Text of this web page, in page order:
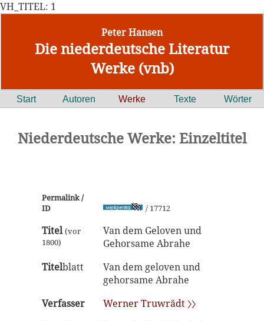
VH_TITEL: 1
Peter Hansen
Die niederdeutsche Literatur
Werke (vnb)
Start Autoren Werke Texte Wörter
Niederdeutsche Werke: Einzeltitel
Permalink /
ID
/ 17712
Titel (vor
1800)
Van dem Geloven und
Gehorsame Abrahe
Titelblatt
Van dem geloven und
gehorsame Abrahe
Verfasser
Werner Truwrädt 〉〉